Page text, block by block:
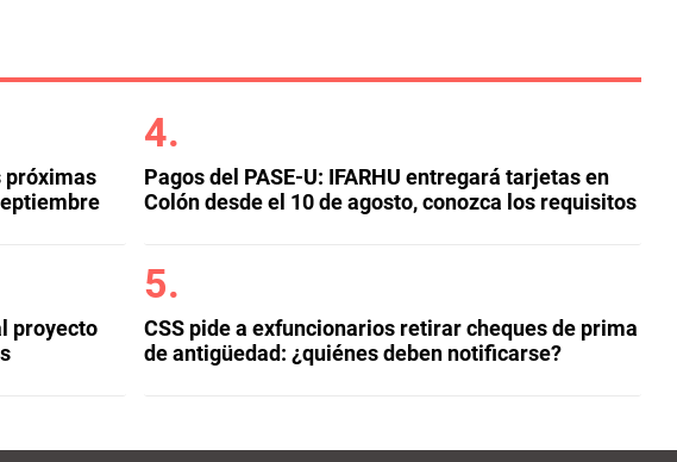
próximas
proyecto
Pagos del PASE-U: IFARHU entregará tarjetas en
Colón desde el 10 de agosto, conozca los requisitos
CSS pide a exfuncionarios retirar cheques de prima
de antigüedad: ¿quiénes deben notificarse?